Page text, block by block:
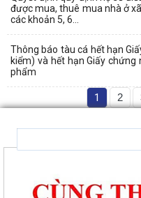
được mua, thuê mua nhà ở
các khoản 5, 6...
Thông báo tàu cá hết hạn
kiểm) và hết hạn Giấy
phẩm
1 2